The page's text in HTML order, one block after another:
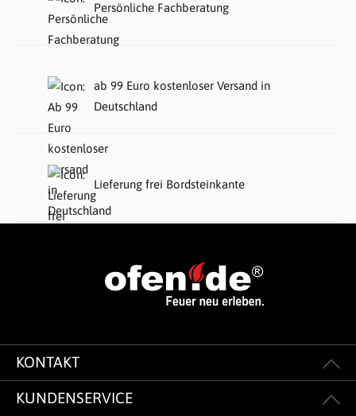
Persönliche Fachberatung
ab 99 Euro kostenloser Versand in
Deutschland
Lieferung frei Bordsteinkante
KONTAKT
KUNDENSERVICE